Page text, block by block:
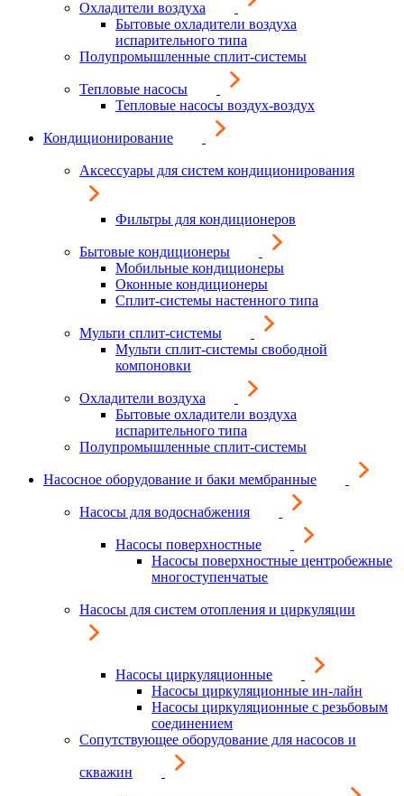
Охладители воздуха
Бытовые охладители воздуха
испарительного типа
Полупромышленные сплит-системы
Тепловые насосы
Тепловые насосы воздух-воздух
Кондиционирование
Аксессуары для систем кондиционирования
Фильтры для кондиционеров
Бытовые кондиционеры
Мобильные кондиционеры
Оконные кондиционеры
Сплит-системы настенного типа
Мульти сплит-системы
Мульти сплит-системы свободной
компоновки
Охладители воздуха
Бытовые охладители воздуха
испарительного типа
Полупромышленные сплит-системы
Насосное оборудование и баки мембранные
Насосы для водоснабжения
Насосы поверхностные
Насосы поверхностные центробежные
многоступенчатые
Насосы для систем отопления и циркуляции
Насосы циркуляционные
Насосы циркуляционные ин-лайн
Насосы циркуляционные с резьбовым
соединением
Сопутствующее оборудование для насосов и
скважин